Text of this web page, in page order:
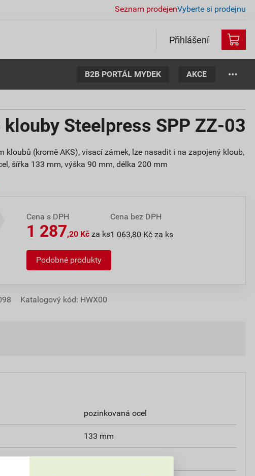
Seznam prodejenVyberte si prodejnu
Přihlášení
B2B PORTÁL MYDEK AKCE
klouby Steelpress SPP ZZ-03
kloubů (kromě AKS), visací zámek, lze nasadit i na zapojený kloub,
šířka 133 mm, výška 90 mm, délka 200 mm
Cena s DPH
1 287,20 Kč za ks
Cena bez DPH
1 063,80 Kč za ks
Podobné produkty
Katalogový kód: HWX00
pozinkovaná ocel
133 mm
90 mm